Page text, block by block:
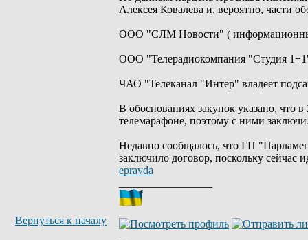
Алексея Ковалева и, вероятно, части
ООО "СЛМ Новости" (
ООО "Телерадиокомпания "Студия
ЧАО "Телеканал "Интер" владеет
В обоснованиях закупок указано, что
телемарафоне, поэтому с ними
Недавно сообщалось, что ГП
заключило договор, поскольку сейчас
epravda
Вернуться к началу